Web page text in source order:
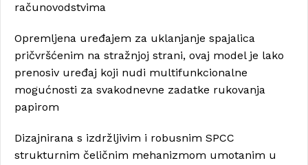
računovodstvima
Opremljena uređajem za uklanjanje spajalica
pričvršćenim na stražnjoj strani, ovaj model je lako
prenosiv uređaj koji nudi multifunkcionalne
mogućnosti za svakodnevne zadatke rukovanja
papirom
Dizajnirana s izdržljivim i robusnim SPCC
strukturnim čeličnim mehanizmom umotanim u